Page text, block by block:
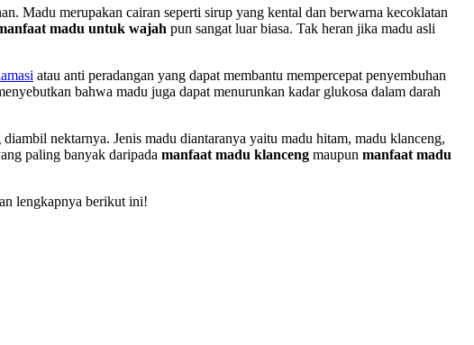
Madu merupakan cairan seperti sirup yang kental dan berwarna kecoklatan
madu untuk wajah pun sangat luar biasa. Tak heran jika madu asli
atau anti peradangan yang dapat membantu mempercepat penyembuhan
bahwa madu juga dapat menurunkan kadar glukosa dalam darah
nektarnya. Jenis madu diantaranya yaitu madu hitam, madu klanceng,
paling banyak daripada manfaat madu klanceng maupun manfaat madu
lengkapnya berikut ini!